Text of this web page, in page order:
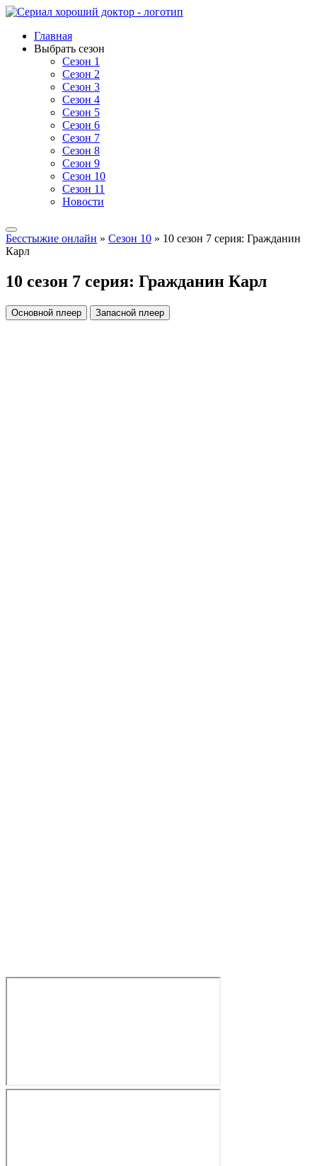
Главная
Выбрать сезон
Сезон 1
Сезон 2
Сезон 3
Сезон 4
Сезон 5
Сезон 6
Сезон 7
Сезон 8
Сезон 9
Сезон 10
Сезон 11
Новости
Бесстыжие онлайн » Сезон 10 » 10 сезон 7 серия: Гражданин
Карл
10 сезон 7 серия: Гражданин Карл
Основной плеер Запасной плеер